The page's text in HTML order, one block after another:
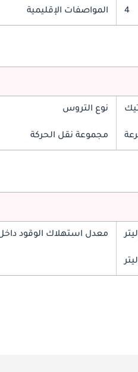
4 المواصفات الإقليمية
نوع التروس
مجموعة نقل الحركة
معدل استهلاك الوقود داخل